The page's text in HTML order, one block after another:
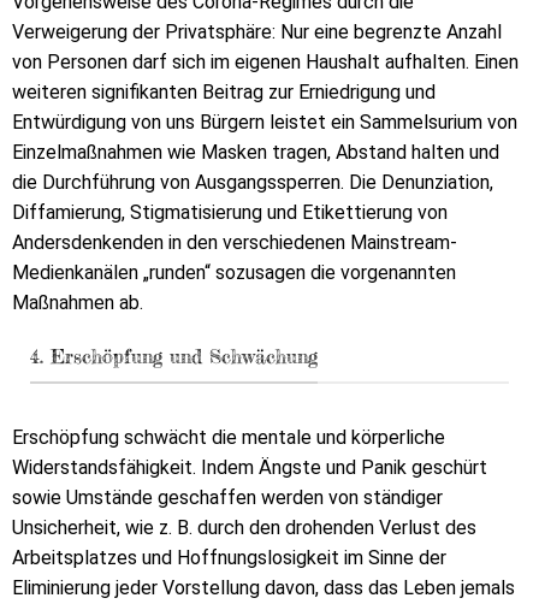
Verweigerung der Privatsphäre: Nur eine begrenzte Anzahl
von Personen darf sich im eigenen Haushalt aufhalten. Einen
weiteren signifikanten Beitrag zur Erniedrigung und
Entwürdigung von uns Bürgern leistet ein Sammelsurium von
Einzelmaßnahmen wie Masken tragen, Abstand halten und
die Durchführung von Ausgangssperren. Die Denunziation,
Diffamierung, Stigmatisierung und Etikettierung von
Andersdenkenden in den verschiedenen Mainstream-
Medienkanälen „runden“ sozusagen die vorgenannten
Maßnahmen ab.
4. Erschöpfung und Schwächung
Erschöpfung schwächt die mentale und körperliche
Widerstandsfähigkeit. Indem Ängste und Panik geschürt
sowie Umstände geschaffen werden von ständiger
Unsicherheit, wie z. B. durch den drohenden Verlust des
Arbeitsplatzes und Hoffnungslosigkeit im Sinne der
Eliminierung jeder Vorstellung davon, dass das Leben jemals